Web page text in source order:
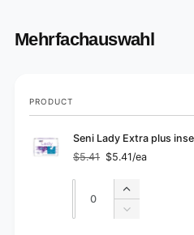
Mehrfachauswahl
Your
cart
PRODUCT
Seni Lady Extra plus
Regular
price
$5.41
Sale
price
$5.41/ea
Quantity
Increase
quantity
Decrease